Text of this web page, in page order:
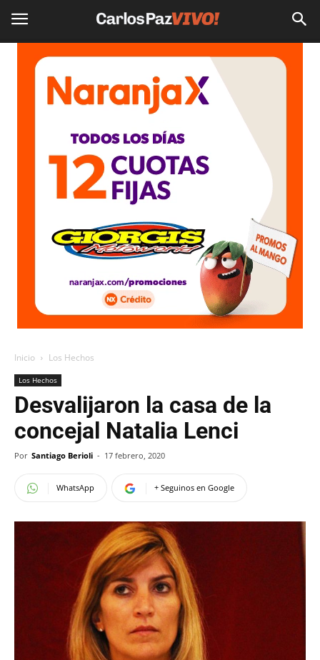
Inicio Los Hechos
Los Hechos
Desvalijaron la casa de la
concejal Natalia Lenci
Por Santiago Berioli - 17 febrero, 2020
WhatsApp + Seguinos en Google